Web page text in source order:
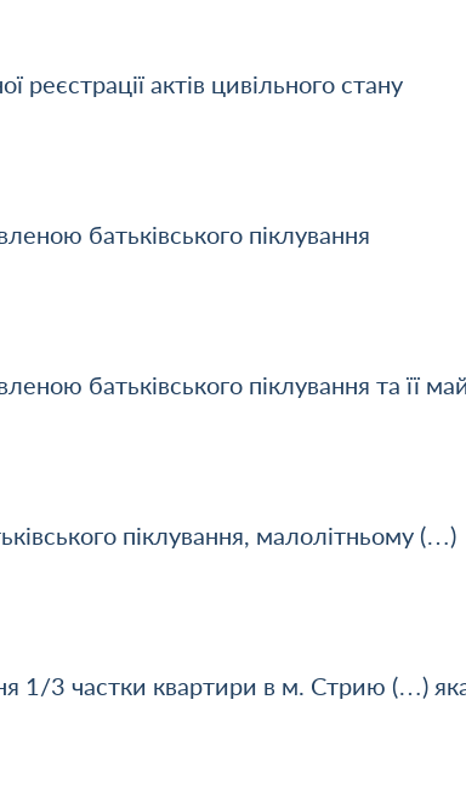
актів цивільного стану
батьківського піклування
батьківського піклування та її
піклування, малолітньому (…)
1/3 частки квартири в м. Стрию (…)